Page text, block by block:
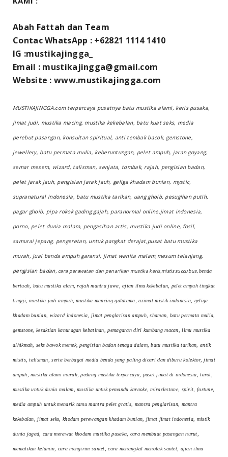
Abah Fattah dan Team
Contac WhatsApp : +62821 1114 1410
IG :mustikajingga_
Email : mustikajingga@gmail.com
Website : www.mustikajingga.com
MUSTIKAJINGGA.com terpercaya pusatnya batu mustika alami, keris pusaka,
jimat judi, mustika macing, mustika kekebalan, batu kuat seks, media
perebut pasangan, konsultan spiritual, anti tembak bacok, gemstone,
jewellery, batu permata mulia, keberuntungan, pelet ampuh, jaran goyang,
semar mesem, wizard, talisman, senjata, tombak, rajah, pengisian badan,
pelet jarak jauh, pengisian jarak jauh, geliga khadam bunian, mystic,
supranatural indonesia, batu mustika tarikan, uang ghoib, pesugihan putih,
pagar ghoib, pipa rokok gading gajah, paranormal online,jimat indonesia,
porno, pelet dunia malam, pengasihan artis, mustika judi online, fosil,
samurai jepang, pengeretan, untuk pangkat derajat,pusat batu mustika
murah, jual benda ampuh garansi, jimat wanita malam,mesum telanjang,
pengisian badan, cara perawatan dan penarikan mustika keris,mistis succubus, benda
bertuah, batu mustika alam, rajah mantra jawa, ajian ilmu kekebalan, pelet ampuh tingkat
tinggi, mustika judi ampuh, mustika mancing galatama, azimat mistik indonesia, geliga
khadam bunian, wizard indonesia, jimat penglarisan ampuh, shaman, batu permata mulia,
gemstone, kesaktian kanuragan kebatinan, pemagaran diri kumbang macan, ilmu mustika
alhikmah, seks bawok memek, pengisian badan tenaga dalam, batu mustika tarikan, antik
mistis, talisman, serta berbagai media benda yang paling dicari dan diburu kolektor, jimat
ampuh, mustika alami murah, pedang mustika terpercaya, pusat jimat di indonesia, tarot,
mustika untuk dunia malam, mustika untuk pemandu karaoke, miraclestone, spirit, fortune,
media ampuh untuk menarik tamu mantra pelet gratis, mantra penglarisan, mantra
kekebalan, jimat seks, khodam perewangan khadam bunian, jimat jimat indonesia, mistik
dunia jagad, cara merawat khodam mustika pusaka, cara membuat pasangan nurut,
mematikan kelamin, cara mengirim santet, cara menangkal menolak santet, ajian ilmu